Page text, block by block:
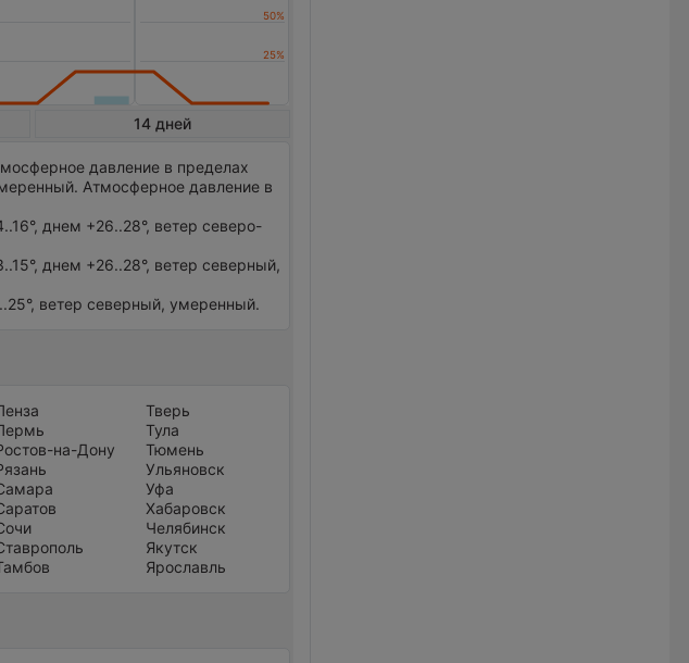
14 дней
давление в пределах
Атмосферное давление в
днем +26..28°, ветер северо-
днем +26..28°, ветер северный,
ветер северный, умеренный.
на-Дону
Тверь
Тула
Тюмень
Ульяновск
Уфа
Хабаровск
Челябинск
Якутск
Ярославль